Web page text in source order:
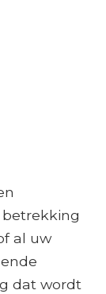
al uw
dat wordt